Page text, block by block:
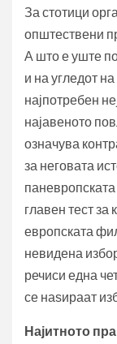
За стотици
општествени
А што е уште
и на угледот
најпотребен
најавеното
означува
за неговата
главен тест за
европската
невидена
речиси една
се наѕираат
Најитното